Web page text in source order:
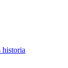
historia